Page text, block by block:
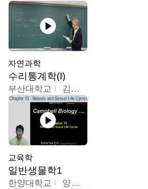
자연과학
수리통계학(I)
부산대학교 김충락
교육학
일반생물학1
한양대학교 양철수